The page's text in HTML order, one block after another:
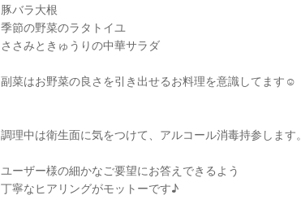
豚バラ大根
季節の野菜のラタトイユ
ささみときゅうりの中華サラダ
副菜はお野菜の良さを引き出せるお料理を意識してます☺️
調理中は衛生面に気をつけて、アルコール消毒持参します。
ユーザー様の細かなご要望にお答えできるよう
丁寧なヒアリングがモットーです♪